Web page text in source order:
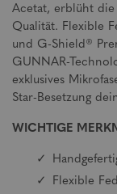
Acetat, erblüht
Qualität. Flexible
und G-Shield®
GUNNAR-
exklusives
Star-Besetzung
WICHTIGE
Flexible